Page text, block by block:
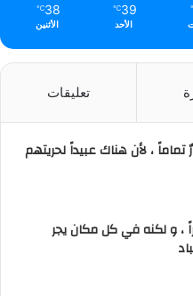
39
℃
الأحد
38
℃
الأثنين
تعليقات
، لأن هناك عبيداً لحريتهم
، و لكنه في كل مكان يجر